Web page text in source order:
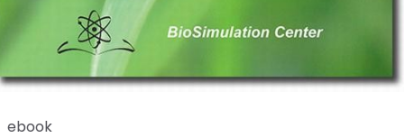
ebook